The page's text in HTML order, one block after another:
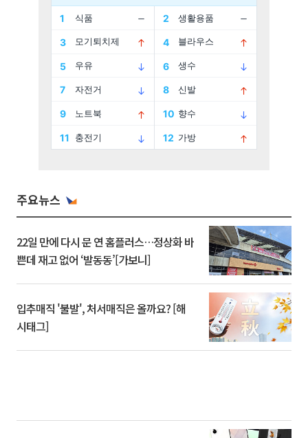
주요뉴스
22일 만에 다시 문 연 홈플러스…정상화 바
쁜데 재고 없어 ‘발동동’[가보니]
입추매직 '불발', 처서매직은 올까요? [해
시태그]